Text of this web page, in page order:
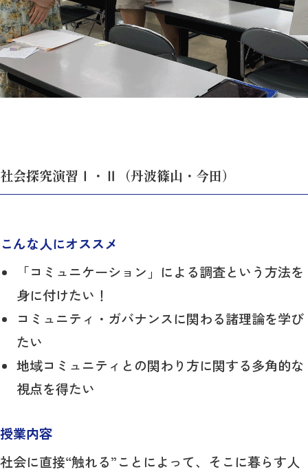
社会探究演習Ⅰ・Ⅱ（丹波篠山・今田）
こんな人にオススメ
「コミュニケーション」による調査という方法を
身に付けたい！
コミュニティ・ガバナンスに関わる諸理論を学び
たい
地域コミュニティとの関わり方に関する多角的な
視点を得たい
授業内容
社会に直接“触れる”ことによって、そこに暮らす人